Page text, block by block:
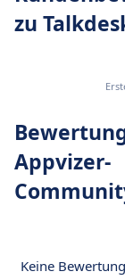
zu
Appvizer-
Keine